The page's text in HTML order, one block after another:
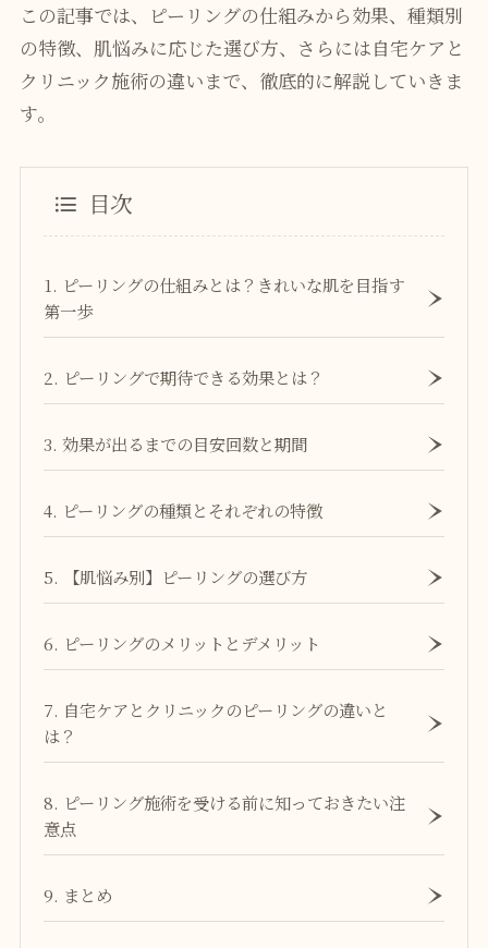
この記事では、ピーリングの仕組みから効果、種類別
の特徴、肌悩みに応じた選び方、さらには自宅ケアと
クリニック施術の違いまで、徹底的に解説していきま
す。
目次
1. ピーリングの仕組みとは？きれいな肌を目指す
第一歩
2. ピーリングで期待できる効果とは？
3. 効果が出るまでの目安回数と期間
4. ピーリングの種類とそれぞれの特徴
5. 【肌悩み別】ピーリングの選び方
6. ピーリングのメリットとデメリット
7. 自宅ケアとクリニックのピーリングの違いと
は？
8. ピーリング施術を受ける前に知っておきたい注
意点
9. まとめ